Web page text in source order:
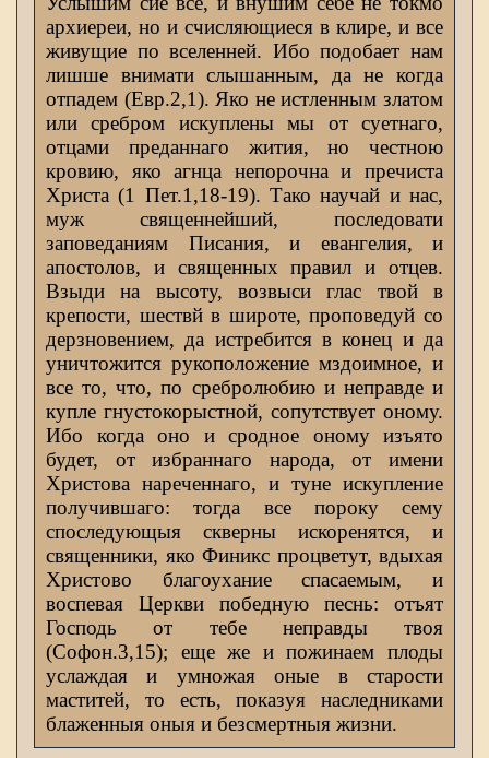
архиереи, но и счисляющиеся в клире, и все
живущие по вселенней. Ибо подобает нам
лишше внимати слышанным, да не когда
отпадем (Евр.2,1). Яко не истленным златом
или сребром искуплены мы от суетнаго,
отцами преданнаго жития, но честною
кровию, яко агнца непорочна и пречиста
Христа (1 Пет.1,18-19). Тако научай и нас,
муж священнейший, последовати
заповеданиям Писания, и евангелия, и
апостолов, и священных правил и отцев.
Взыди на высоту, возвыси глас твой в
крепости, шествй в широте, проповедуй со
дерзновением, да истребится в конец и да
уничтожится рукоположение мздоимное, и
все то, что, по сребролюбию и неправде и
купле гнустокорыстной, сопутствует оному.
Ибо когда оно и сродное оному изъято
будет, от избраннаго народа, от имени
Христова нареченнаго, и туне искупление
получившаго: тогда все пороку сему
споследующыя скверны искоренятся, и
священники, яко Финикс процветут, вдыхая
Христово благоухание спасаемым, и
воспевая Церкви победную песнь: отъят
Господь от тебе неправды твоя
(Софон.3,15); еще же и пожинаем плоды
услаждая и умножая оные в старости
маститей, то есть, показуя наследниками
блаженныя оныя и безсмертныя жизни.